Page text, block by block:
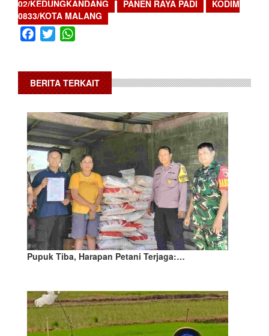
02/KEDUNGKANDANG PANEN RAYA PADI
KODIM
0833/KOTA MALANG
Facebook
Twitter
BERITA TERKAIT
Pupuk Tiba, Harapan Petani Terjaga:…